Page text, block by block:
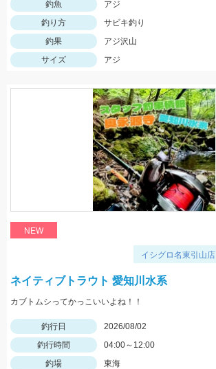
釣魚
アジ
釣り方
サビキ釣り
釣果
アジ沢山
サイズ
アジ
NEW
イシグロ名東引山店
ネイティブトラウト 愛知川水系
カブトムシってかっこいいよね！！
釣行日
2026/08/02
釣行時間
04:00～12:00
釣場
東海